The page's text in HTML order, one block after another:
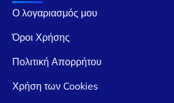
Ο λογαριασμός μου
Όροι Χρήσης
Πολιτική Απορρήτου
Χρήση των Cookies